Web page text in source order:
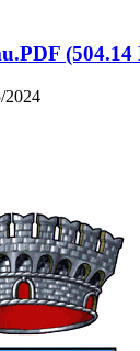
(504.14
2024